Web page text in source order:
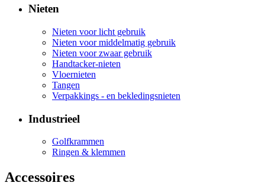
Nieten
Nieten voor licht gebruik
Nieten voor middelmatig gebruik
Nieten voor zwaar gebruik
Handtacker-nieten
Vloernieten
Tangen
Verpakkings - en bekledingsnieten
Industrieel
Golfkrammen
Ringen & klemmen
Accessoires